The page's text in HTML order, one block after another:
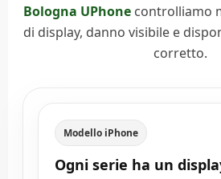
Bologna UPhonecontrolliamo
di display, danno visibile e
corretto.
Modello iPhone
Ogni serie ha un